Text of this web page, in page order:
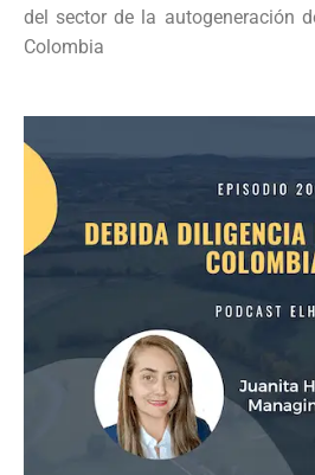
del sector de la autogeneración
Colombia